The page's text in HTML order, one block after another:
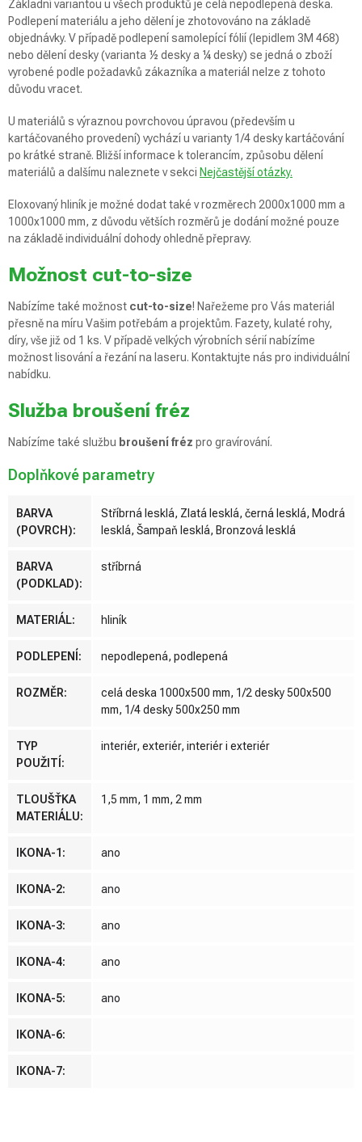
Základní variantou u všech produktů je celá nepodlepená deska.
Podlepení materiálu a jeho dělení je zhotovováno na základě
objednávky. V případě podlepení samolepící fólií (lepidlem 3M 468)
nebo dělení desky (varianta ½ desky a ¼ desky) se jedná o zboží
vyrobené podle požadavků zákazníka a materiál nelze z tohoto
důvodu vracet.
U materiálů s výraznou povrchovou úpravou (především u
kartáčovaného provedení) vychází u varianty 1/4 desky kartáčování
po krátké straně. Bližší informace k tolerancím, způsobu dělení
materiálů a dalšímu naleznete v sekci Nejčastější otázky.
Eloxovaný hliník je možné dodat také v rozměrech 2000x1000 mm a
1000x1000 mm, z důvodu větších rozměrů je dodání možné pouze
na základě individuální dohody ohledně přepravy.
Možnost cut-to-size
Nabízíme také možnost cut-to-size! Nařežeme pro Vás materiál
přesně na míru Vašim potřebám a projektům. Fazety, kulaté rohy,
díry, vše již od 1 ks. V případě velkých výrobních sérií nabízíme
možnost lisování a řezání na laseru. Kontaktujte nás pro individuální
nabídku.
Služba broušení fréz
Nabízíme také službu broušení fréz pro gravírování.
Doplňkové parametry
BARVA
(POVRCH):
Stříbrná lesklá, Zlatá lesklá, černá lesklá, Modrá
lesklá, Šampaň lesklá, Bronzová lesklá
BARVA
(PODKLAD):
stříbrná
MATERIÁL: hliník
PODLEPENÍ: nepodlepená, podlepená
ROZMĚR:
celá deska 1000x500 mm, 1/2 desky 500x500
mm, 1/4 desky 500x250 mm
TYP
POUŽITÍ:
interiér, exteriér, interiér i exteriér
TLOUŠŤKA
MATERIÁLU:
1,5 mm, 1 mm, 2 mm
IKONA-1: ano
IKONA-2: ano
IKONA-3: ano
IKONA-4: ano
IKONA-5: ano
IKONA-6:
IKONA-7: